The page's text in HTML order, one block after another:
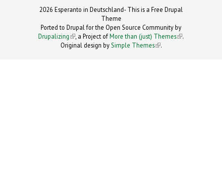
2026 Esperanto in Deutschland- This is a Free Drupal
Theme
Ported to Drupal for the Open Source Community by
Drupalizing(link is external)
, a Project ofMore than (just) Themes (link is
.
Original design bySimple Themes
(link is
.